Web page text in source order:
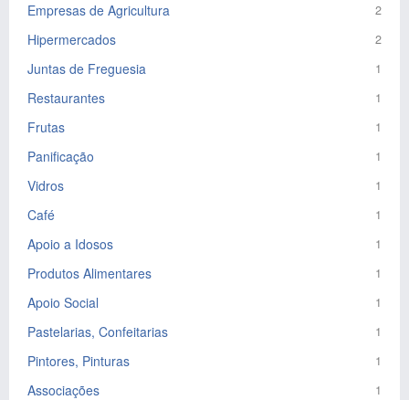
Empresas de Agricultura 2
Hipermercados 2
Juntas de Freguesia 1
Restaurantes 1
Frutas 1
Panificação 1
Vidros 1
Café 1
Apoio a Idosos 1
Produtos Alimentares 1
Apoio Social 1
Pastelarias, Confeitarias 1
Pintores, Pinturas 1
Associações 1